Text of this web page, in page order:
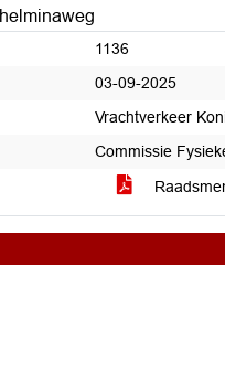
1136
03-09-2025
Vrachtverkeer
Commissie